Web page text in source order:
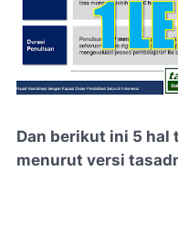
Dan berikut ini 5 hal
menurut versi